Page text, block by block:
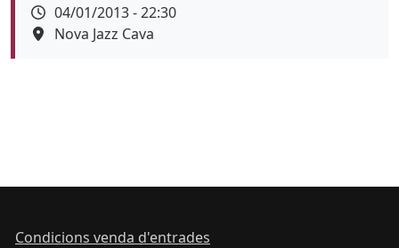
Data
04/01/2013 - 22:30
Espai
Nova Jazz Cava
Condicions venda d'entrades